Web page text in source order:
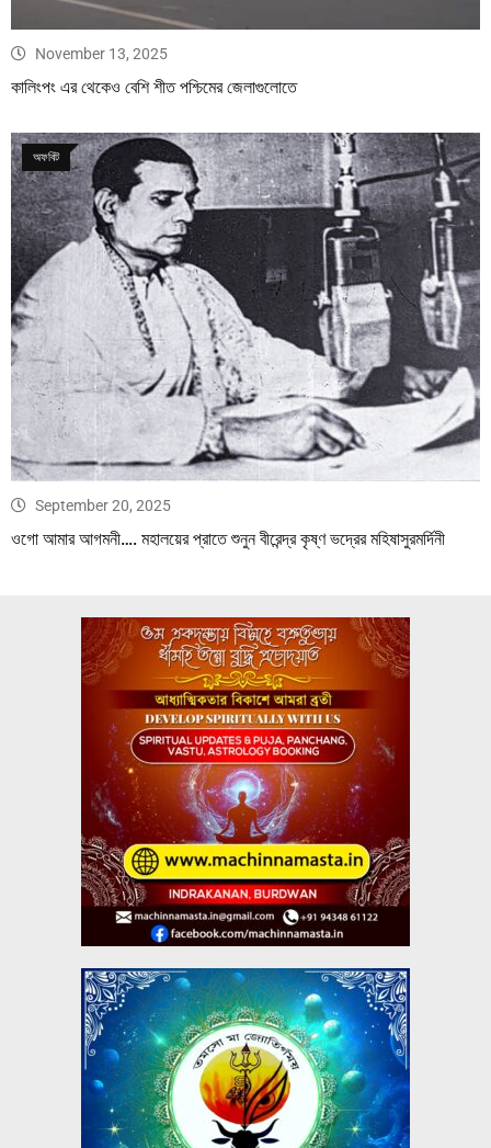
November 13, 2025
কালিংপং এর থেকেও বেশি শীত পশ্চিমের জেলাগুলোতে
অফবিট
September 20, 2025
ওগো আমার আগমনী…. মহালয়ের প্রাতে শুনুন বীরেন্দ্র কৃষ্ণ ভদ্রের মহিষাসুরমর্দিনী